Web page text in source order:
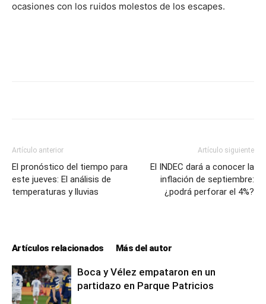
ocasiones con los ruidos molestos de los escapes.
Artículo anterior
El pronóstico del tiempo para
este jueves: El análisis de
temperaturas y lluvias
Artículo siguiente
El INDEC dará a conocer la
inflación de septiembre:
¿podrá perforar el 4%?
Artículos relacionados Más del autor
Boca y Vélez empataron en un
partidazo en Parque Patricios